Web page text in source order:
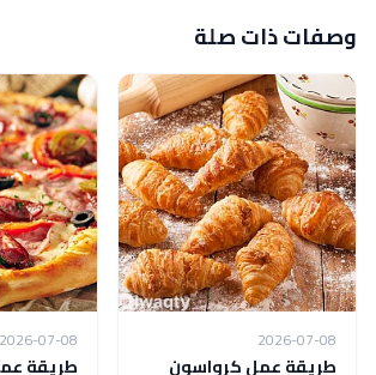
وصفات ذات صلة
2026-07-08
طريقة عمل كرواسون
2026-07-08
طريقة